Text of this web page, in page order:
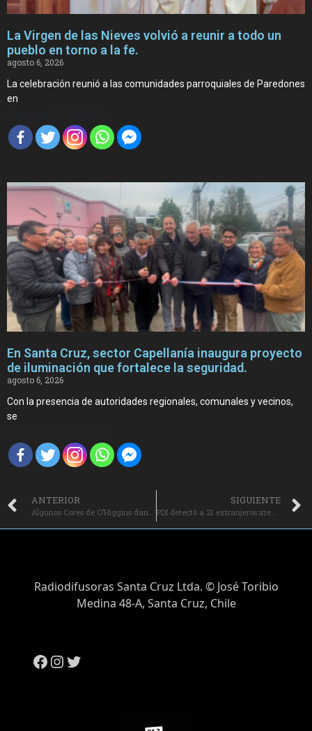
La Virgen de las Nieves volvió a reunir a todo un
pueblo en torno a la fe.
agosto 6, 2026
La celebración reunió a las comunidades parroquiales de Paredones
en
En Santa Cruz, sector Capellanía inaugura proyecto
de iluminación que fortalece la seguridad.
agosto 6, 2026
Con la presencia de autoridades regionales, comunales y vecinos,
se
ANTERIOR
Algunos Cores de O’Higgins dan su apoyo al candidato Gabriel Boric.
SIGUIENTE
PDI detectó a 21 extranjeros irregulares tras fiscalización en sector angostura de San Fernando.
Radiodifusoras Santa Cruz Ltda. © José Toribio
Medina 48-A, Santa Cruz, Chile